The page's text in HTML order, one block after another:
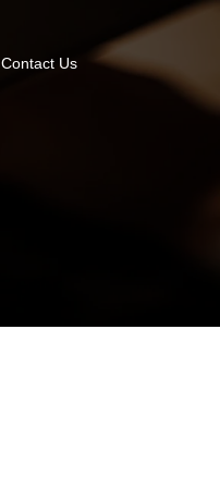
Contact Us